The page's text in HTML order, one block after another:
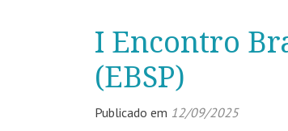
I Encontro
(EBSP)
Publicado em 12/09/2025